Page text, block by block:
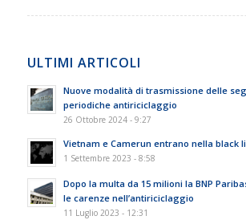
ULTIMI ARTICOLI
Nuove modalità di trasmissione delle
periodiche antiriciclaggio
26 Ottobre 2024 - 9:27
Vietnam e Camerun entrano nella black
1 Settembre 2023 - 8:58
Dopo la multa da 15 milioni la BNP
le carenze nell’antiriciclaggio
11 Luglio 2023 - 12:31